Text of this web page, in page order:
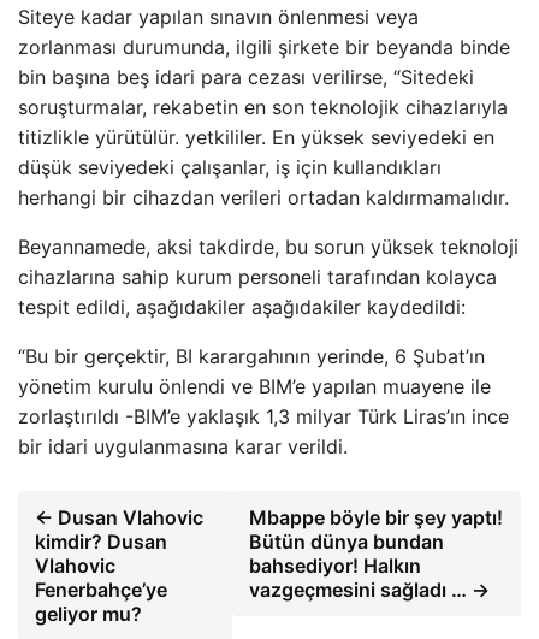
Siteye kadar yapılan sınavın önlenmesi veya
zorlanması durumunda, ilgili şirkete bir beyanda binde
bin başına beş idari para cezası verilirse, “Sitedeki
soruşturmalar, rekabetin en son teknolojik cihazlarıyla
titizlikle yürütülür. yetkililer. En yüksek seviyedeki en
düşük seviyedeki çalışanlar, iş için kullandıkları
herhangi bir cihazdan verileri ortadan kaldırmamalıdır.
Beyannamede, aksi takdirde, bu sorun yüksek teknoloji
cihazlarına sahip kurum personeli tarafından kolayca
tespit edildi, aşağıdakiler aşağıdakiler kaydedildi:
“Bu bir gerçektir, BI karargahının yerinde, 6 Şubat’ın
yönetim kurulu önlendi ve BIM’e yapılan muayene ile
zorlaştırıldı -BIM’e yaklaşık 1,3 milyar Türk Liras’ın ince
bir idari uygulanmasına karar verildi.
← Dusan Vlahovic
kimdir? Dusan
Vlahovic
Fenerbahçe’ye
geliyor mu?
Mbappe böyle bir şey yaptı!
Bütün dünya bundan
bahsediyor! Halkın
vazgeçmesini sağladı … →